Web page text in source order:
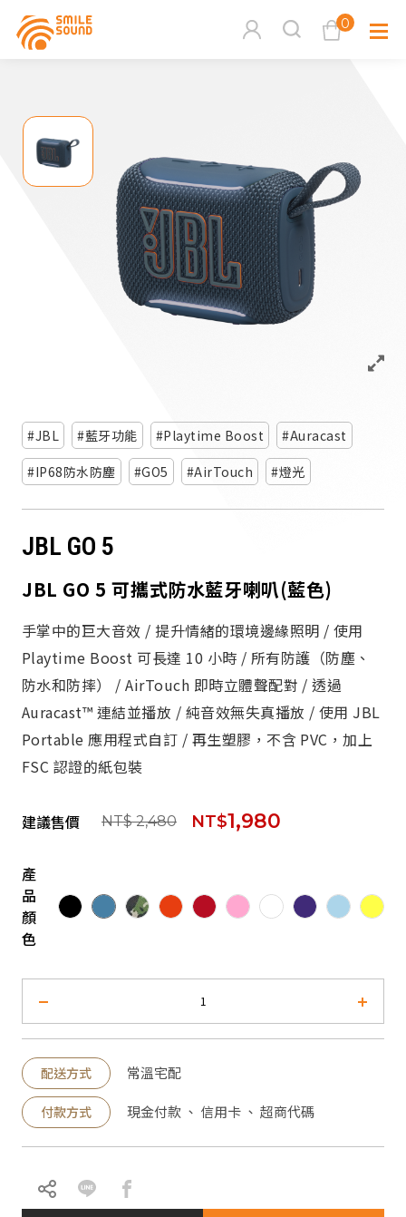
0
商品分類查詢
請選擇商品分類
多媒體
活動
派對喇
JBL 藍牙功能 Playtime Boost
Auracast
IP68防水防塵
GO5 AirTouch 燈光
JBL GO 5
JBL GO 5 可攜式防水藍牙喇叭(藍色)
手掌中的巨大音效 / 提升情緒的環境邊緣照明 / 使用
Playtime Boost 可長達 10 小時 / 所有防護（防塵、
防水和防摔） / AirTouch 即時立體聲配對 / 透過
Auracast™ 連結並播放 / 純音效無失真播放 / 使用 JBL
Portable 應用程式自訂 / 再生塑膠，不含 PVC，加上
FSC 認證的紙包裝
建議售價 NT$ 2,480 NT$1,980
產
品
顏
色
配送方式 常溫宅配
付款方式 現金付款 、 信用卡 、 超商代碼